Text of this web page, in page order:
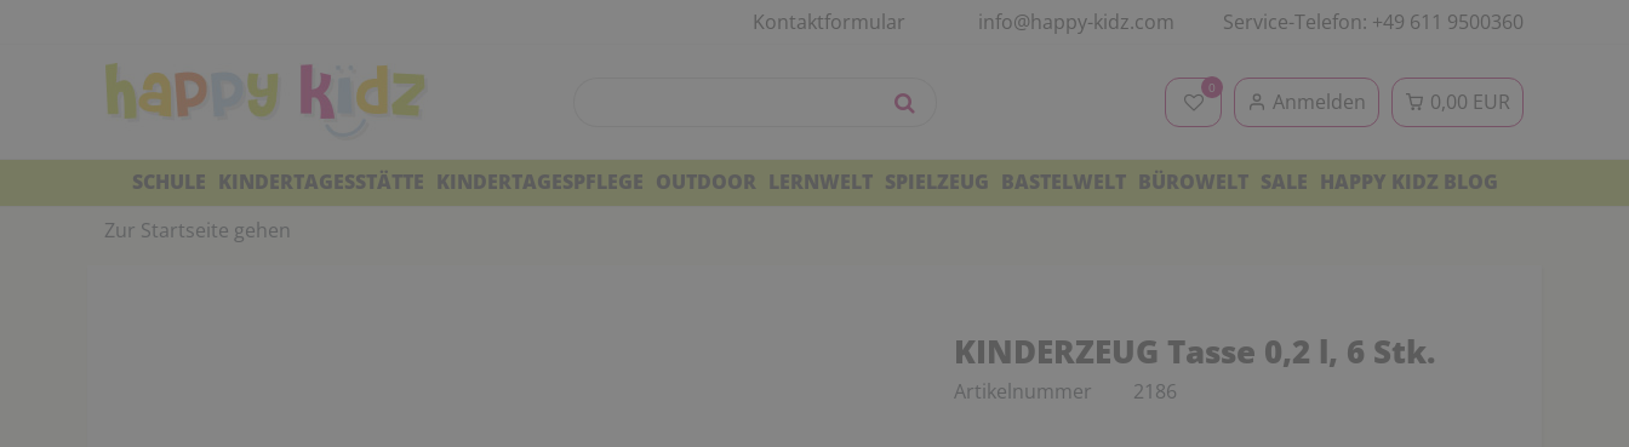
Kontaktformular info@happy-kidz.com Service-Telefon: +49 611 9500360
0
Anmelden 0,00 EUR
SCHULE KINDERTAGESSTÄTTE KINDERTAGESPFLEGE OUTDOOR LERNWELT SPIELZEUG BASTELWELT BÜROWELT SALE HAPPY KIDZ BLOG
Zur Startseite gehen
KINDERZEUG Tasse 0,2 l, 6 Stk.
Artikelnummer 2186